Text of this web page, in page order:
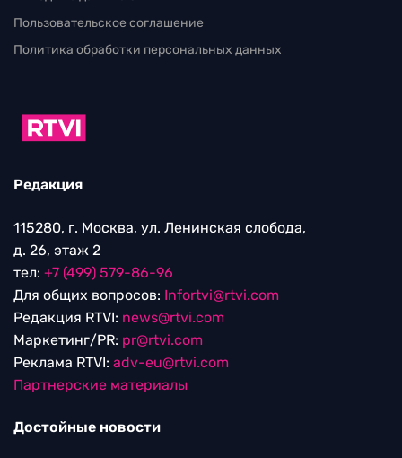
Пользовательское соглашение
Политика обработки персональных данных
Редакция
115280, г. Москва, ул. Ленинская слобода,
д. 26, этаж 2
тел: +7 (499) 579-86-96
Для общих вопросов: Infortvi@rtvi.com
Редакция RTVI: news@rtvi.com
Маркетинг/PR: pr@rtvi.com
Реклама RTVI: adv-eu@rtvi.com
Партнерские материалы
Достойные новости